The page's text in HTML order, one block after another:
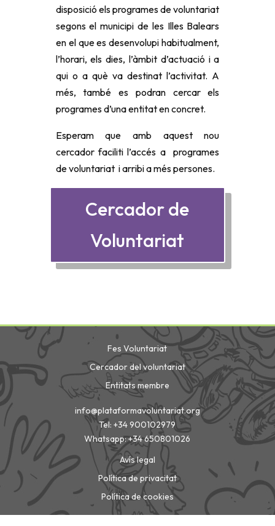
disposició els programes de voluntariat
segons el municipi de les Illes Balears
en el que es desenvolupi habitualment,
l’horari, els dies, l’àmbit d’actuació i a
qui o a què va destinat l’activitat. A
més, també es podran cercar els
programes d’una entitat en concret.
Esperam que amb aquest nou
cercador faciliti l’accés a programes
de voluntariat i arribi a més persones.
Cercador de
Voluntariat
Fes Voluntariat
Cercador del voluntariat
Entitats membre
info@plataformavoluntariat.org
Tel: +34 900102979
Whatsapp: +34 650801026
Avís legal
Política de privacitat
Política de cookies